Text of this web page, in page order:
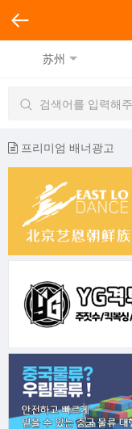
苏州
프리미엄 배너광고